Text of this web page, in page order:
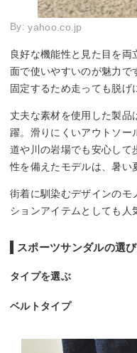
By:yahoo.co.jp
良好な機能性と見た目を
面で使いやすいのが魅力で
固定するため走っても脱げ
丈夫な素材を使用した製品
躍。滑りにくいアウトソー
道や川の岩場でも安心して
性を備えたモデルは、暑い
街着に馴染むデザインのモ
ションアイテムとしても人
スポーツサンダルの選
タイプを選ぶ
ベルトタイプ